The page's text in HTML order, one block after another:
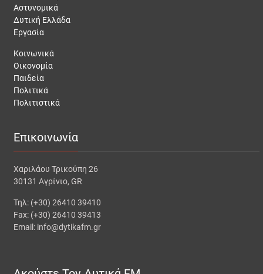
Αστυνομικά
Δυτική Ελλάδα
Εργασία
Κοινωνικά
Οικονομία
Παιδεία
Πολιτικά
Πολιτιστικά
Επικοινωνία
Χαριλάου Τρικούπη 26
30131 Αγρίνιο, GR
Τηλ: (+30) 26410 39410
Fax: (+30) 26410 39413
Email: info@dytikafm.gr